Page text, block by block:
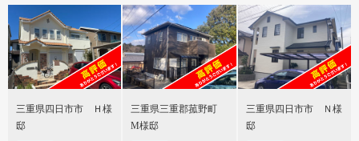
三重県四日市市 Ｈ様
邸
三重県三重郡菰野町
M様邸
三重県四日市市 Ｎ様
邸